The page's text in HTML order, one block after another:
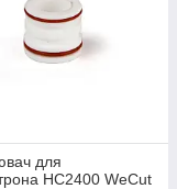
для
HC2400 WeCut